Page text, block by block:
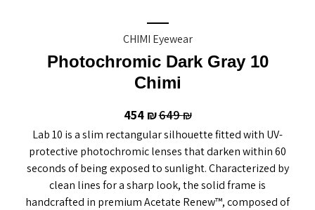
CHIMI Eyewear
10 Photochromic Dark Gray
Chimi
649₪
454 ₪
Lab 10 is a slim rectangular silhouette fitted with UV-
protective photochromic lenses that darken within 60
seconds of being exposed to sunlight. Characterized by
clean lines for a sharp look, the solid frame is
handcrafted in premium Acetate Renew™, composed of